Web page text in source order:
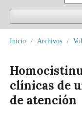
Inicio / Archivos /
clínicas de
de atención